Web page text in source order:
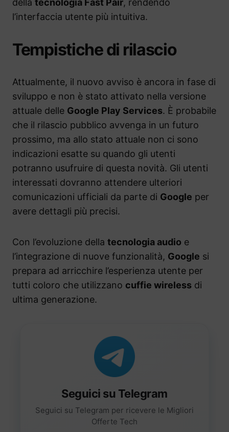
della tecnologia Fast Pair, rendendo
l’interfaccia utente più intuitiva.
Tempistiche di rilascio
Attualmente, il nuovo avviso è ancora in fase di
sviluppo e non è stato attivato nella versione
attuale delle Google Play Services. È probabile
che il rilascio pubblico avvenga in un futuro
prossimo, ma allo stato attuale non ci sono
indicazioni esatte su quando gli utenti
potranno usufruire di questa novità. Gli utenti
interessati dovranno attendere ulteriori
comunicazioni ufficiali da parte di Google per
avere dettagli più precisi.
Con l’evoluzione della tecnologia audio e
l’integrazione di nuove funzionalità, Google si
prepara ad arricchire l’esperienza utente per
tutti coloro che utilizzano cuffie wireless di
ultima generazione.
Seguici su Telegram
Seguici su Telegram per ricevere le Migliori
Offerte Tech